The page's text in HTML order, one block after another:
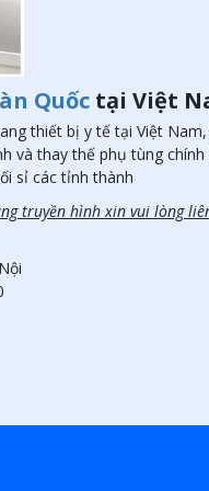
Quốc tại Việt
thiết bị y tế tại Việt
và thay thế phụ tùng
sỉ các tỉnh thành
truyền hình xin vui lòng